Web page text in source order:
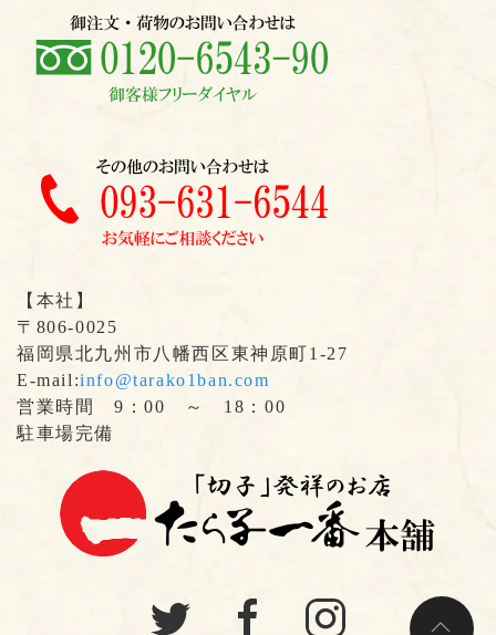
【本社】
〒806-0025
福岡県北九州市八幡西区東神原町1-27
E-mail:info@tarako1ban.com
営業時間 9：00 ～ 18：00
駐車場完備